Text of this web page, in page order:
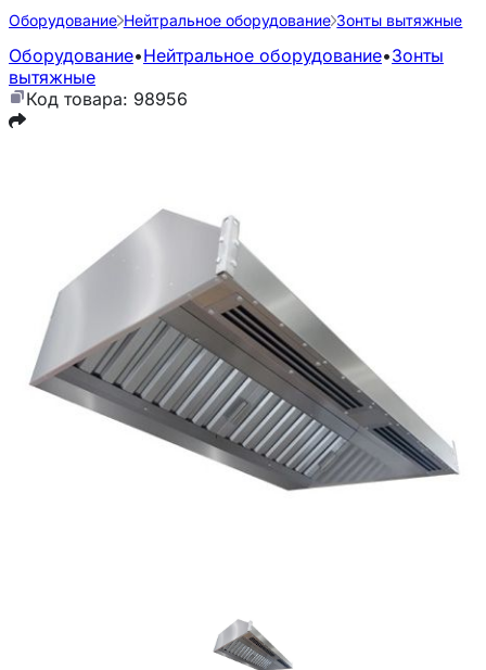
Оборудование Нейтральное оборудование Зонты вытяжные
Оборудование•Нейтральное оборудование•Зонты
вытяжные
Код товара: 98956